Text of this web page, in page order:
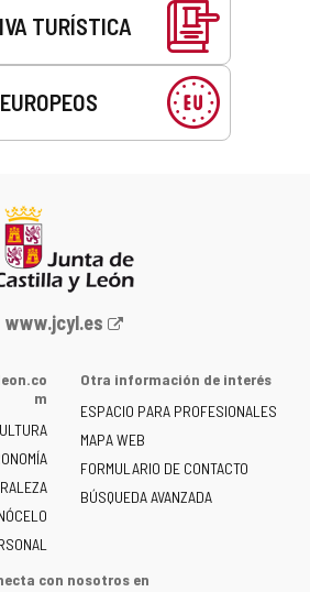
TURÍSTICA
Portal
la
de
Castilla
y
León
-
www.jcyl.es
m
Otra información de interés
ESPACIO PARA PROFESIONALES
MAPA WEB
FORMULARIO DE CONTACTO
BÚSQUEDA AVANZADA
con nosotros en